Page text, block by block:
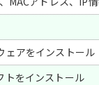
ェアをインストール
トをインストール